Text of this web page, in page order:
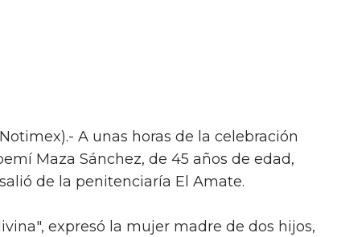
A unas horas de la celebración
Maza Sánchez, de 45 años de edad,
de la penitenciaría El Amate.
expresó la mujer madre de dos hijos,